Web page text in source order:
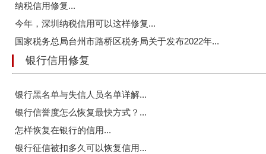
纳税信用修复...
今年，深圳纳税信用可以这样修复...
国家税务总局台州市路桥区税务局关于发布2022年...
银行信用修复
银行黑名单与失信人员名单详解...
银行信誉度怎么恢复最快方式？...
怎样恢复在银行的信用...
银行征信被扣多久可以恢复信用...